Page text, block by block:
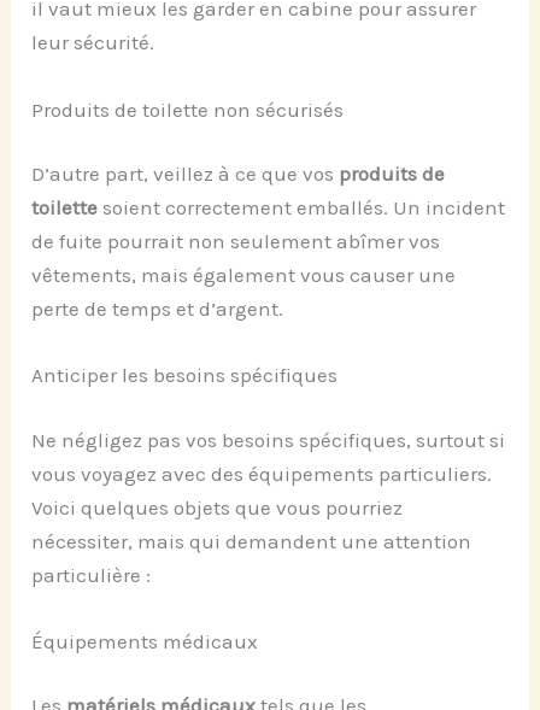
il vaut mieux les garder en cabine pour assurer
leur sécurité.
Produits de toilette non sécurisés
D’autre part, veillez à ce que vos produits de
toilette soient correctement emballés. Un incident
de fuite pourrait non seulement abîmer vos
vêtements, mais également vous causer une
perte de temps et d’argent.
Anticiper les besoins spécifiques
Ne négligez pas vos besoins spécifiques, surtout si
vous voyagez avec des équipements particuliers.
Voici quelques objets que vous pourriez
nécessiter, mais qui demandent une attention
particulière :
Équipements médicaux